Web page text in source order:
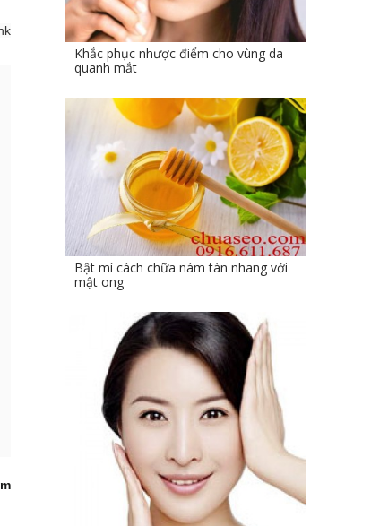
Khắc phục nhược điểm cho vùng da
quanh mắt
Bật mí cách chữa nám tàn nhang với
mật ong